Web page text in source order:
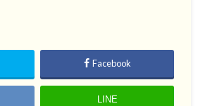
Facebook
LINE